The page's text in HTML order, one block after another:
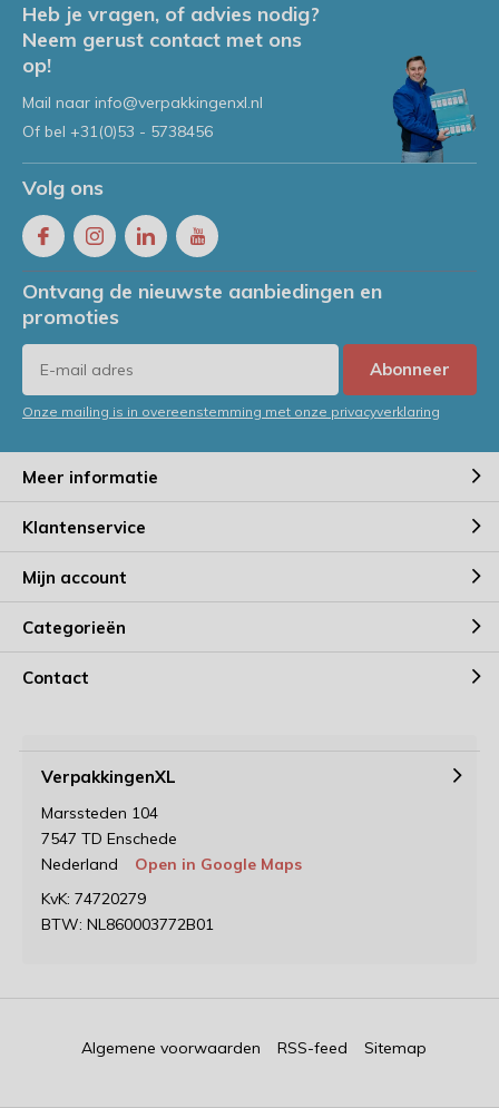
Heb je vragen, of advies nodig?
Neem gerust contact met ons
op!
Mail naar info@verpakkingenxl.nl
Of bel +31(0)53 - 5738456
Volg ons
Ontvang de nieuwste aanbiedingen en
promoties
Abonneer
Onze mailing is in overeenstemming met onze privacyverklaring
Meer informatie
Klantenservice
Mijn account
Categorieën
Contact
VerpakkingenXL
Marssteden 104
7547 TD Enschede
Nederland
Open in Google Maps
KvK: 74720279
BTW: NL860003772B01
Algemene voorwaarden RSS-feed Sitemap